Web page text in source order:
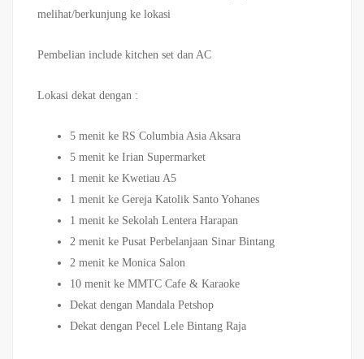
melihat/berkunjung ke lokasi
Pembelian include kitchen set dan AC
Lokasi dekat dengan :
5 menit ke RS Columbia Asia Aksara
5 menit ke Irian Supermarket
1 menit ke Kwetiau A5
1 menit ke Gereja Katolik Santo Yohanes
1 menit ke Sekolah Lentera Harapan
2 menit ke Pusat Perbelanjaan Sinar Bintang
2 menit ke Monica Salon
10 menit ke MMTC Cafe & Karaoke
Dekat dengan Mandala Petshop
Dekat dengan Pecel Lele Bintang Raja